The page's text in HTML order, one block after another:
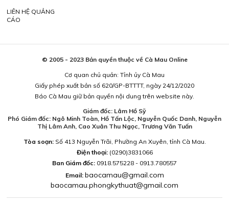
LIÊN HỆ QUẢNG
CÁO
© 2005 - 2023 Bản quyền thuộc về Cà Mau Online
Cơ quan chủ quản: Tỉnh ủy Cà Mau
Giấy phép xuất bản số 620/GP-BTTTT, ngày 24/12/2020
Báo Cà Mau giữ bản quyền nội dung trên website này.
Giám đốc: Lâm Hồ Sỹ
Phó Giám đốc: Ngô Minh Toàn, Hồ Tấn Lộc, Nguyễn Quốc Danh, Nguyễn
Thị Lâm Anh, Cao Xuân Thu Ngọc, Trương Văn Tuấn
Tòa soạn:Số 413 Nguyễn Trãi, Phường An Xuyên, tỉnh Cà Mau.
Điện thoại: (0290)3831066
Ban Giám đốc: 0918.575228 - 0913.780557
Email: baocamau@gmail.com
baocamau.phongkythuat@gmail.com